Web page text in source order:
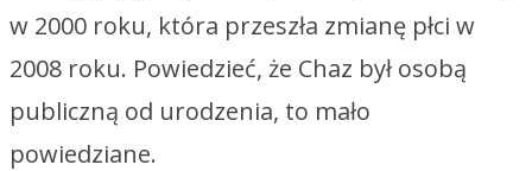
w 2000 roku, która przeszła zmianę płci w
2008 roku. Powiedzieć, że Chaz był osobą
publiczną od urodzenia, to mało
powiedziane.